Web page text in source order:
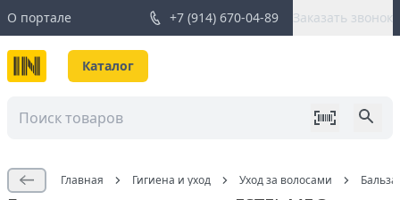
О портале +7 (914) 670-04-89 Заказать звонок
Каталог
Главная Гигиена и уход Уход за волосами